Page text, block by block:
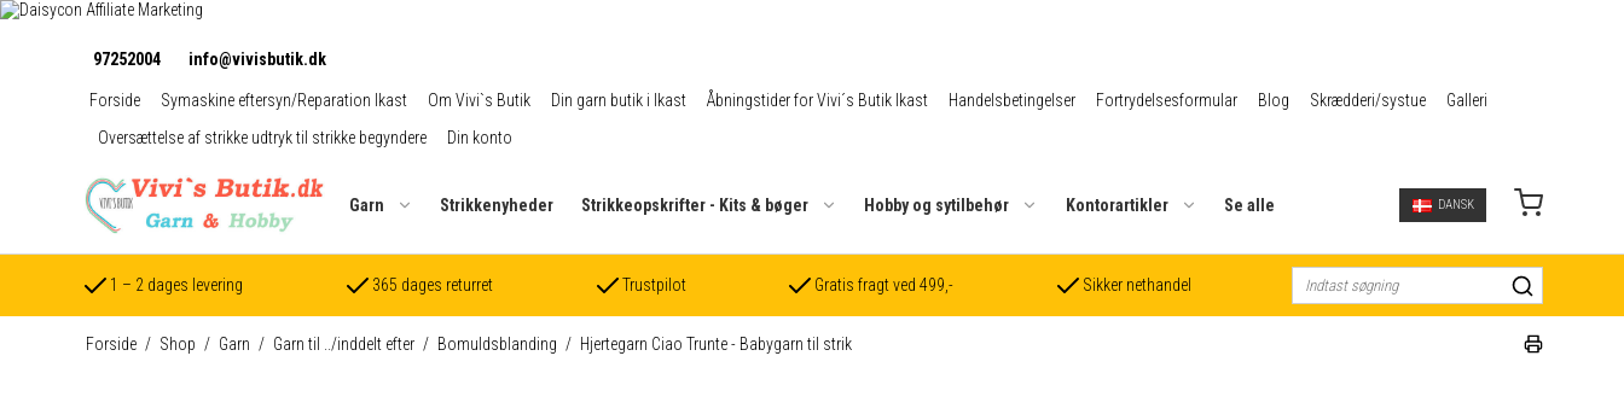
97252004 info@vivisbutik.dk
Forside Symaskine eftersyn/Reparation Ikast Om Vivi`s Butik Din garn butik i Ikast Åbningstider for Vivi´s Butik Ikast Handelsbetingelser Fortrydelsesformular Blog Skrædderi/systue
Galleri
Oversættelse af strikke udtryk til strikke begyndere
Din konto
Garn Strikkenyheder Strikkeopskrifter - Kits & bøger Hobby og sytilbehør Kontorartikler Se alle DANSK
1 – 2 dages levering 365 dages returret Trustpilot Gratis fragt ved 499,- Sikker nethandel
Forside / Shop / Garn / Garn til ../inddelt efter / Bomuldsblanding / Hjertegarn Ciao Trunte - Babygarn til strik